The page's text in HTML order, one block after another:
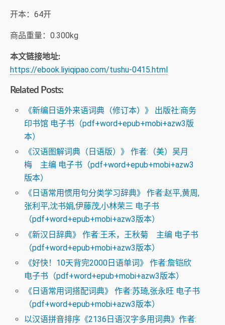
开本：64开
商品重量：0.300kg
本文链接地址:
https://ebook.liyiqipao.com/tushu-0415.html
Related Posts:
《新编日语外来语词典（修订本）》 出版社:商务
印书馆 电子书（pdf+word+epub+mobi+azw3版
本）
《汉语图解词典（日语版）》 作者:（美）吴月
梅 主编 电子书（pdf+word+epub+mobi+azw3
版本）
《日语常用惯用句分类学习辞典》 作者:赵平,黄周,
张利平,沈书娟,伊藤茂,小林荣三 电子书
（pdf+word+epub+mobi+azw3版本）
《新汉日辞典》 作者:王禾，王秋菊 主编 电子书
（pdf+word+epub+mobi+azw3版本）
《好快！10天背完2000日语单词》 作者:詹铠欣
电子书（pdf+word+epub+mobi+azw3版本）
《日语常用词搭配词典》 作者:苏琦,张永旺 电子书
（pdf+word+epub+mobi+azw3版本）
以汉语拼音排序《2136日语汉字多用词典》作者: